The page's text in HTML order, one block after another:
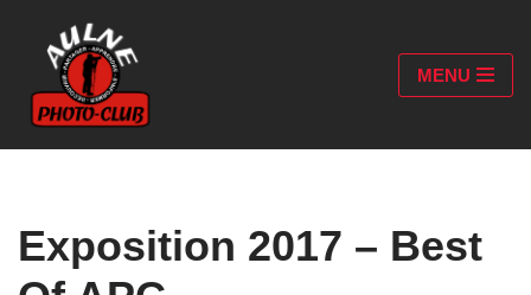
Aller
au
contenu
MENU
Exposition 2017 – Best